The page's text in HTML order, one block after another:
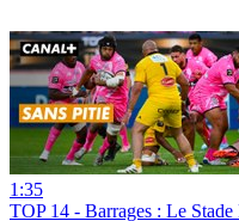
1:35
TOP 14 - Barrages : Le